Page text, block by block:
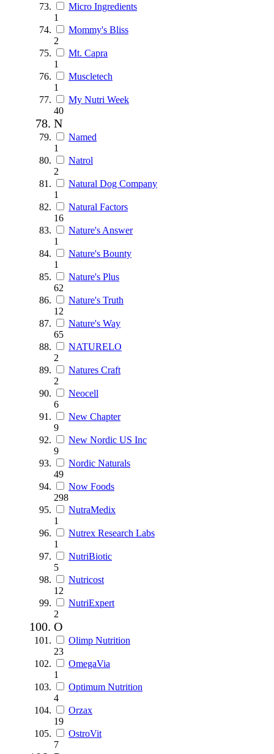
Micro Ingredients
1
Mommy's Bliss
2
Mt. Capra
1
Muscletech
1
My Nutri Week
40
N
Named
1
Natrol
2
Natural Dog Company
1
Natural Factors
16
Nature's Answer
1
Nature's Bounty
1
Nature's Plus
62
Nature's Truth
12
Nature's Way
65
NATURELO
2
Natures Craft
2
Neocell
6
New Chapter
9
New Nordic US Inc
9
Nordic Naturals
49
Now Foods
298
NutraMedix
1
Nutrex Research Labs
1
NutriBiotic
5
Nutricost
12
NutriExpert
2
O
Olimp Nutrition
23
OmegaVia
1
Optimum Nutrition
4
Orzax
19
OstroVit
7